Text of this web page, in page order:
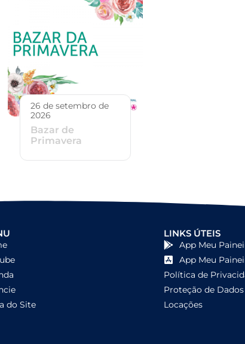
26 de setembro de
2026
Bazar de
Primavera
do Site
LINKS ÚTEIS
App Meu
App Meu
Política de
Proteção de Dados
Locações